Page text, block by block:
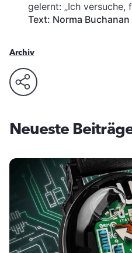
gelernt: „Ich versuche,
Text: Norma Buchanan
Archiv
Neueste